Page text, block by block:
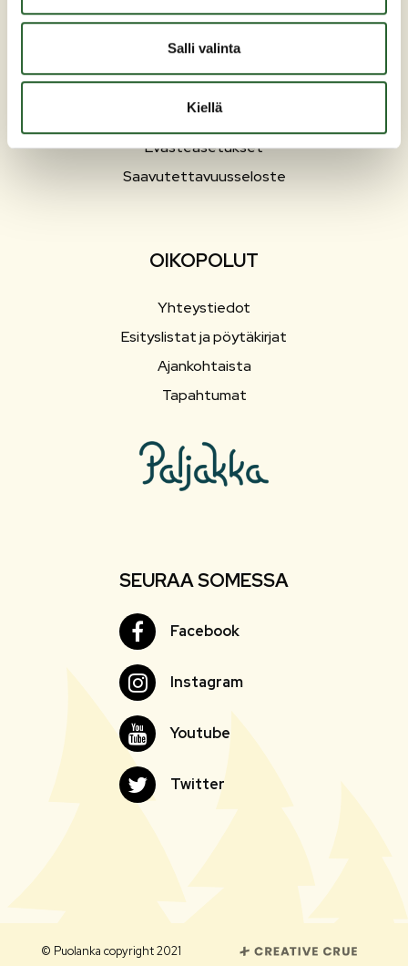
Salli valinta
Kiellä
Varhaiskasvatus ja opetus
Työ ja elinkeinot
Sosiaali- ja terveyspalvelut
Hallinto
Evästeasetukset
Saavutettavuusseloste
OIKOPOLUT
Yhteystiedot
Esityslistat ja pöytäkirjat
Ajankohtaista
Tapahtumat
SEURAA SOMESSA
FacebookFacebook
InstagramInstagram
YoutubeYoutube
Twitter Twitter
© Puolanka copyright 2021